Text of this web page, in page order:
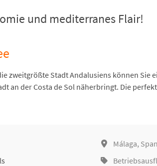
und mediterranes Flair!
zweitgrößte Stadt Andalusiens können Sie
an der Costa de Sol näherbringt. Die
Málaga,